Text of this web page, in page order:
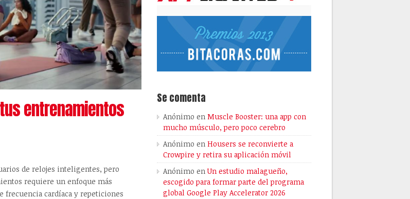
entrenamientos
de relojes inteligentes, pero
requiere un enfoque más
frecuencia cardíaca y repeticiones
Se comenta
Anónimo en Muscle Booster: una app con
mucho músculo, pero poco cerebro
Anónimo en Housers se reconvierte a
Crowpire y retira su aplicación móvil
Anónimo enUn estudio malagueño,
escogido para formar parte del programa
global Google Play Accelerator 2026